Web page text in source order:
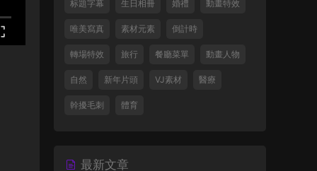
标題字幕 生日相冊 婚禮 動畫特效
唯美寫真 素材元素 倒計時
轉場特效 旅行 餐廳菜單 動畫人物
自然 新年片頭 VJ素材 醫療
幹擾毛刺 體育
最新文章